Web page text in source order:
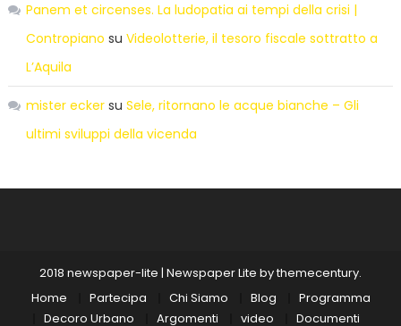
Panem et circenses. La ludopatia ai tempi della crisi |
Contropiano su Videolotterie, il tesoro fiscale sottratto a
L’Aquila
mister eckersu Sele, ritornano le acque bianche – Gli
ultimi sviluppi della vicenda
2018 newspaper-lite | Newspaper Lite bythemecentury.
Home
Partecipa Chi Siamo Blog
Programma
Decoro Urbano
Argomenti video Documenti